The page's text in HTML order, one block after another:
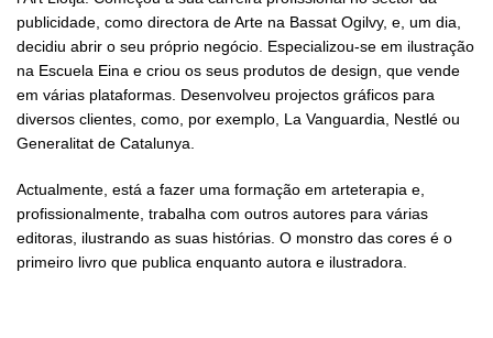
publicidade, como directora de Arte na Bassat Ogilvy, e, um dia,
decidiu abrir o seu próprio negócio. Especializou-se em ilustração
na Escuela Eina e criou os seus produtos de design, que vende
em várias plataformas. Desenvolveu projectos gráficos para
diversos clientes, como, por exemplo, La Vanguardia, Nestlé ou
Generalitat de Catalunya.
Actualmente, está a fazer uma formação em arteterapia e,
profissionalmente, trabalha com outros autores para várias
editoras, ilustrando as suas histórias. O monstro das cores é o
primeiro livro que publica enquanto autora e ilustradora.